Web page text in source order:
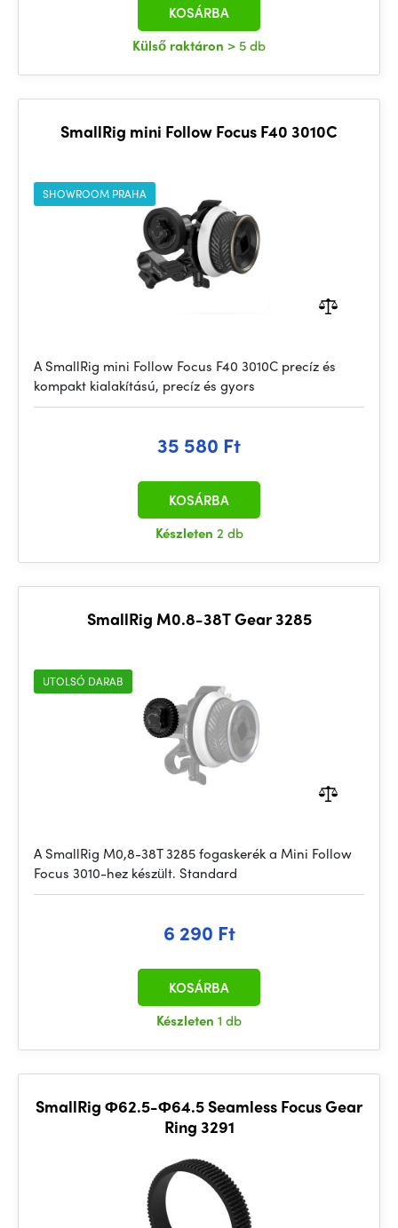
Külső raktáron > 5 db
KOSÁRBA
SmallRig mini Follow Focus F40 3010C
SHOWROOM PRAHA
A SmallRig mini Follow Focus F40 3010C precíz és
kompakt kialakítású, precíz és gyors
35 580 Ft
Készleten 2 db
KOSÁRBA
SmallRig M0.8-38T Gear 3285
UTOLSÓ DARAB
A SmallRig M0,8-38T 3285 fogaskerék a Mini Follow
Focus 3010-hez készült. Standard
6 290 Ft
Készleten 1 db
KOSÁRBA
SmallRig Φ62.5-Φ64.5 Seamless Focus Gear
Ring 3291